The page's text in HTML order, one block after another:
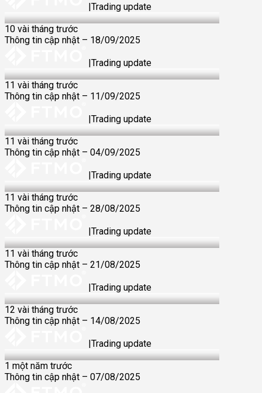
|Trading update
18 Sep 2025
10 vài tháng trước
Thông tin cập nhật – 18/09/2025
|Trading update
11 Sep 2025
11 vài tháng trước
Thông tin cập nhật – 11/09/2025
|Trading update
04 Sep 2025
11 vài tháng trước
Thông tin cập nhật – 04/09/2025
|Trading update
28 Aug 2025
11 vài tháng trước
Thông tin cập nhật – 28/08/2025
|Trading update
21 Aug 2025
11 vài tháng trước
Thông tin cập nhật – 21/08/2025
|Trading update
14 Aug 2025
12 vài tháng trước
Thông tin cập nhật – 14/08/2025
|Trading update
07 Aug 2025
1 một năm trước
Thông tin cập nhật – 07/08/2025